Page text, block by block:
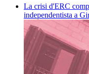
La crisi d'ERC
independentista a